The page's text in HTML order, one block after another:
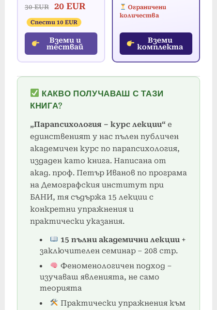
30 EUR 20 EUR
Спести 10 EUR
Вземи и
тествай
Ограничени
количества
Вземи
комплекта
КАКВО ПОЛУЧАВАШ С ТАЗИ
КНИГА?
„Парапсихология – курс лекции“ е
единственият у нас пълен публичен
академичен курс по парапсихология,
издаден като книга. Написана от
акад. проф. Петър Иванов по програма
на Демографския институт при
БАНИ, тя съдържа 15 лекции с
конкретни упражнения и
практически указания.
15 пълни академични лекции +
заключителен семинар – 208 стр.
Феноменологичен подход –
изучаваш явленията, не само
теорията
Практически упражнения към